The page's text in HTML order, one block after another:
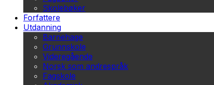
Skolebøker
Forfattere
Utdanning
Barnehage
Grunnskole
Videregående
Norsk som andrespråk
Fagskole